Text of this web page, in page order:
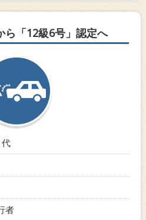
ら「12級6号」認定へ
者